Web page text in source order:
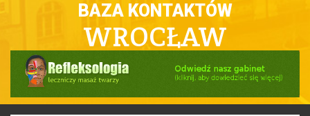
BAZA KONTAKTÓW
WROCŁAW